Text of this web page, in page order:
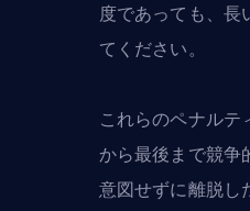
度であっても、長
てください。
これらのペナルテ
から最後まで競争
意図せずに離脱し